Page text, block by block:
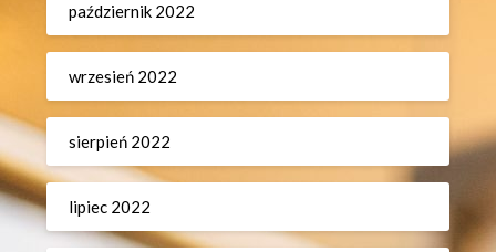
październik 2022
wrzesień 2022
sierpień 2022
lipiec 2022